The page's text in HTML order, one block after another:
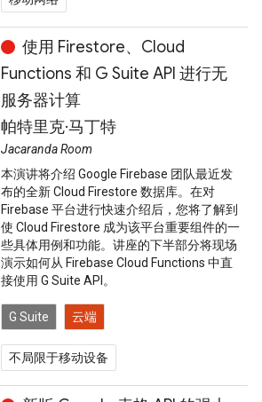
使用 Firestore、Cloud
Functions 和 G Suite API 进行无
服务器计算
帕特里克·马丁特
Jacaranda Room
本演讲将介绍 Google Firebase 团队最近发
布的全新 Cloud Firestore 数据库。在对
Firebase 平台进行快速介绍后，您将了解到
使 Cloud Firestore 成为该平台重要组件的一
些具体用例和功能。讲座的下半部分将现场
演示如何从 Firebase Cloud Functions 中直
接使用 G Suite API。
G Suite 云端
不局限于移动设备